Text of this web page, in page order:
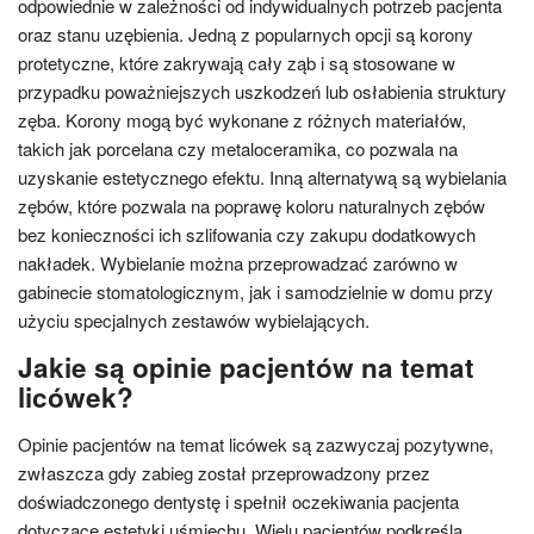
odpowiednie w zależności od indywidualnych potrzeb pacjenta
oraz stanu uzębienia. Jedną z popularnych opcji są korony
protetyczne, które zakrywają cały ząb i są stosowane w
przypadku poważniejszych uszkodzeń lub osłabienia struktury
zęba. Korony mogą być wykonane z różnych materiałów,
takich jak porcelana czy metaloceramika, co pozwala na
uzyskanie estetycznego efektu. Inną alternatywą są wybielania
zębów, które pozwala na poprawę koloru naturalnych zębów
bez konieczności ich szlifowania czy zakupu dodatkowych
nakładek. Wybielanie można przeprowadzać zarówno w
gabinecie stomatologicznym, jak i samodzielnie w domu przy
użyciu specjalnych zestawów wybielających.
Jakie są opinie pacjentów na temat
licówek?
Opinie pacjentów na temat licówek są zazwyczaj pozytywne,
zwłaszcza gdy zabieg został przeprowadzony przez
doświadczonego dentystę i spełnił oczekiwania pacjenta